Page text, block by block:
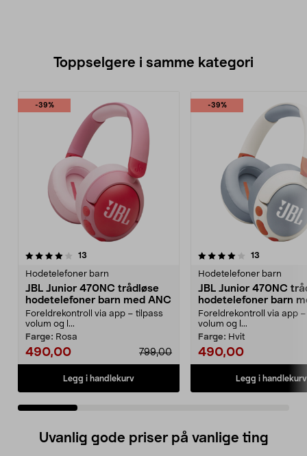
Toppselgere i samme kategori
-39%
13
Hodetelefoner barn
JBL Junior 470NC trådløse
hodetelefoner barn med ANC
Foreldrekontroll via app – tilpass
volum og l...
Farge: Rosa
490,00 799,00
Legg i handlekurv
-39%
4.0 av 5 stjerner 13
Hodetelefoner barn
JBL Junior 470NC
hodetelefoner barn
Foreldrekontroll via app
volum og l...
Farge: Hvit
490,00
Legg i handlekurv
4.5 av 5 stjerner
Uvanlig gode priser på vanlige ting